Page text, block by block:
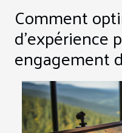
Comment
d'expérience
engagement